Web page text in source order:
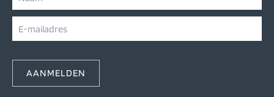
AANMELDEN